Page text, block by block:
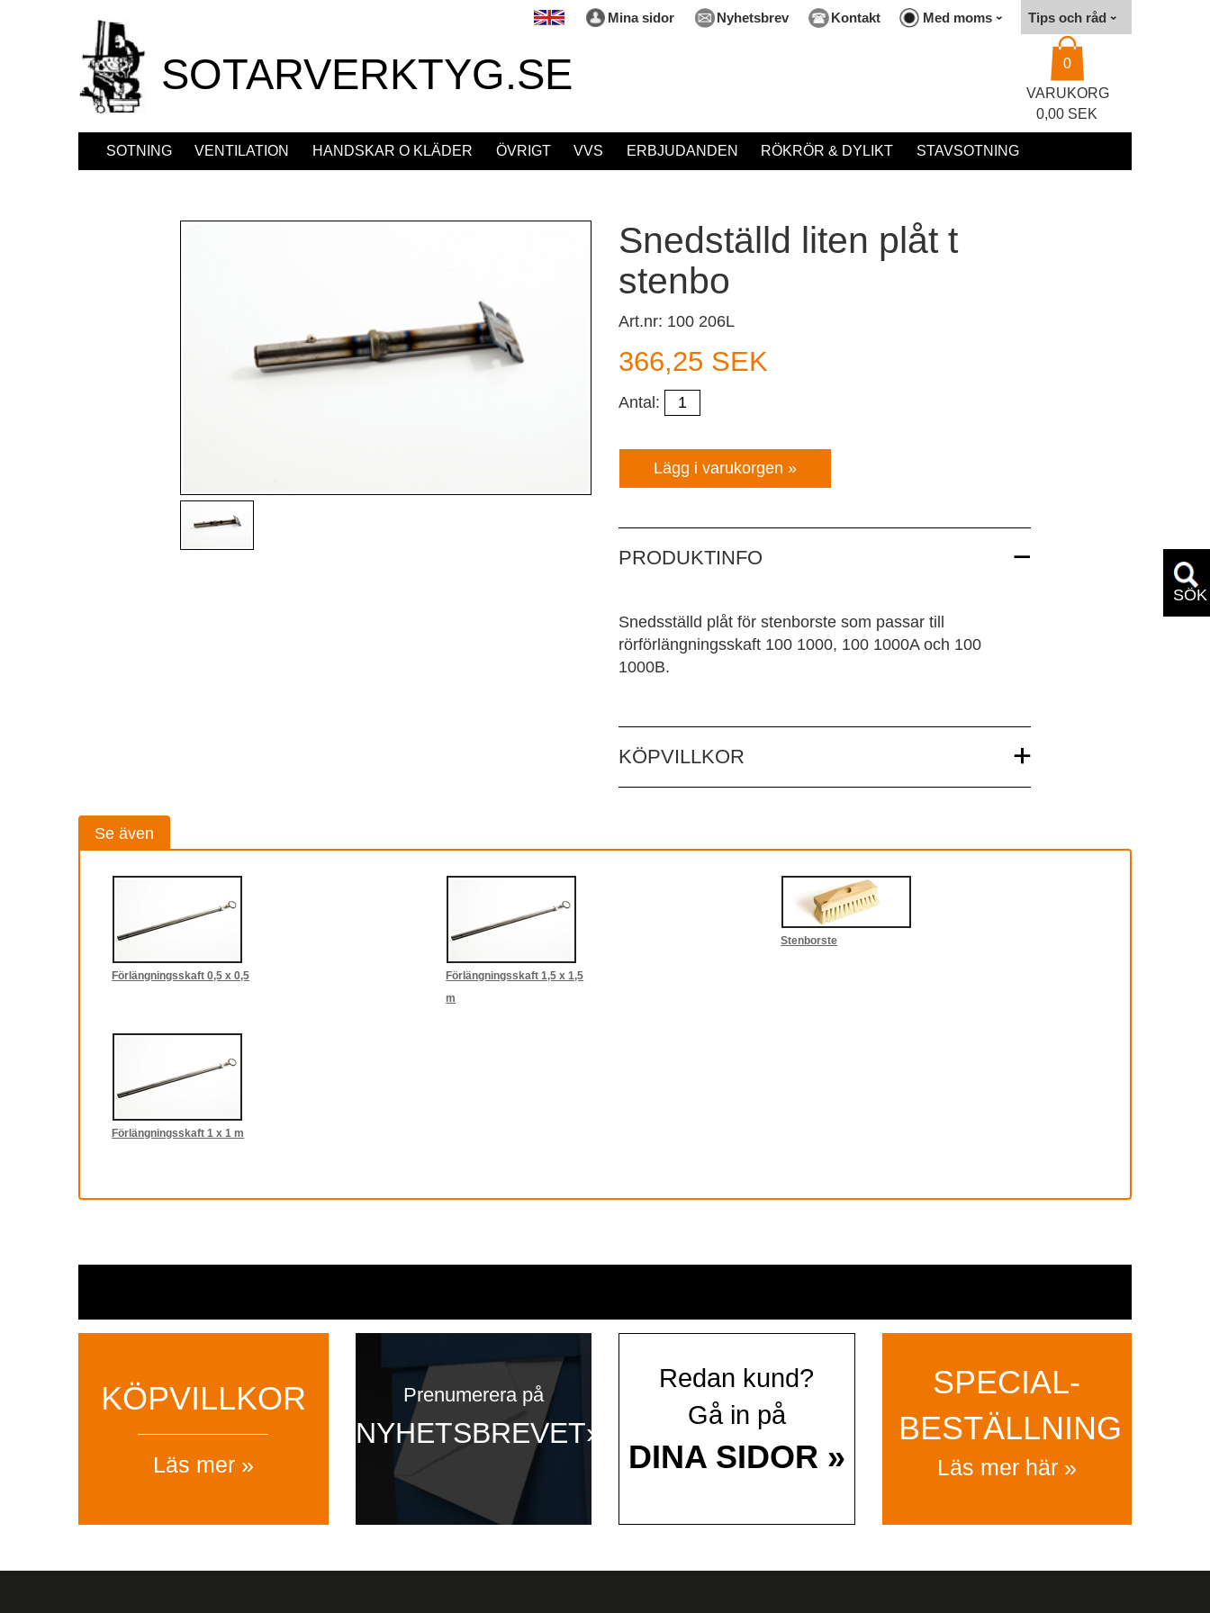
SOTARVERKTYG.SE
0
VARUKORG
0,00 SEK
Mina sidor Nyhetsbrev Kontakt Med moms Tips och råd
SOTNING VENTILATION HANDSKAR O KLÄDER ÖVRIGT VVS ERBJUDANDEN RÖKRÖR & DYLIKT STAVSOTNING
SÖK
Snedställd liten plåt t
stenbo
Art.nr: 100 206L
366,25 SEK
Antal:
PRODUKTINFO
Snedsställd plåt för stenborste som passar till
rörförlängningsskaft 100 1000, 100 1000A och 100
1000B.
KÖPVILLKOR
Se även
Förlängningsskaft 0,5 x 0,5
Förlängningsskaft 1,5 x 1,5
m
Stenborste
Förlängningsskaft 1 x 1 m
KÖPVILLKOR
Läs mer »
Prenumerera på
NYHETSBREVET»
Redan kund?
Gå in på
DINA SIDOR »
SPECIAL­
BESTÄLLNING
Läs mer här »